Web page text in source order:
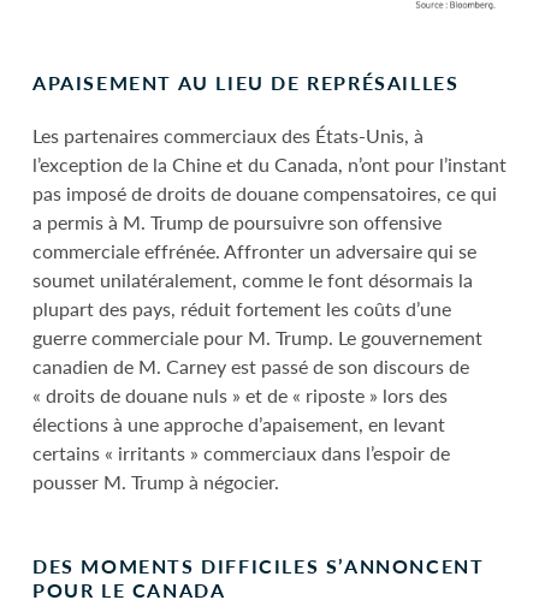
APAISEMENT AU LIEU DE REPRÉSAILLES
Les partenaires commerciaux des États-Unis, à
l’exception de la Chine et du Canada, n’ont pour l’instant
pas imposé de droits de douane compensatoires, ce qui
a permis à M. Trump de poursuivre son offensive
commerciale effrénée. Affronter un adversaire qui se
soumet unilatéralement, comme le font désormais la
plupart des pays, réduit fortement les coûts d’une
guerre commerciale pour M. Trump. Le gouvernement
canadien de M. Carney est passé de son discours de
« droits de douane nuls » et de « riposte » lors des
élections à une approche d’apaisement, en levant
certains « irritants » commerciaux dans l’espoir de
pousser M. Trump à négocier.
DES MOMENTS DIFFICILES S’ANNONCENT
POUR LE CANADA